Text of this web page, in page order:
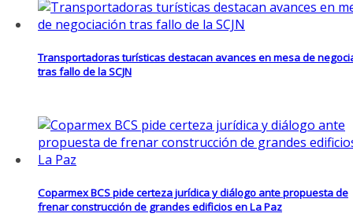
Transportadoras turísticas destacan avances en mesa de
tras fallo de la SCJN
Coparmex BCS pide certeza jurídica y diálogo ante propuesta de
frenar construcción de grandes edificios en La Paz